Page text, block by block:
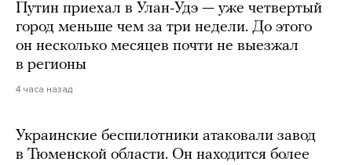
Путин приехал в Улан-Удэ — уже четвертый
город меньше чем за три недели. До этого
он несколько месяцев почти не выезжал
в регионы
4 часа назад
Украинские беспилотники атаковали завод
в Тюменской области. Он находится более